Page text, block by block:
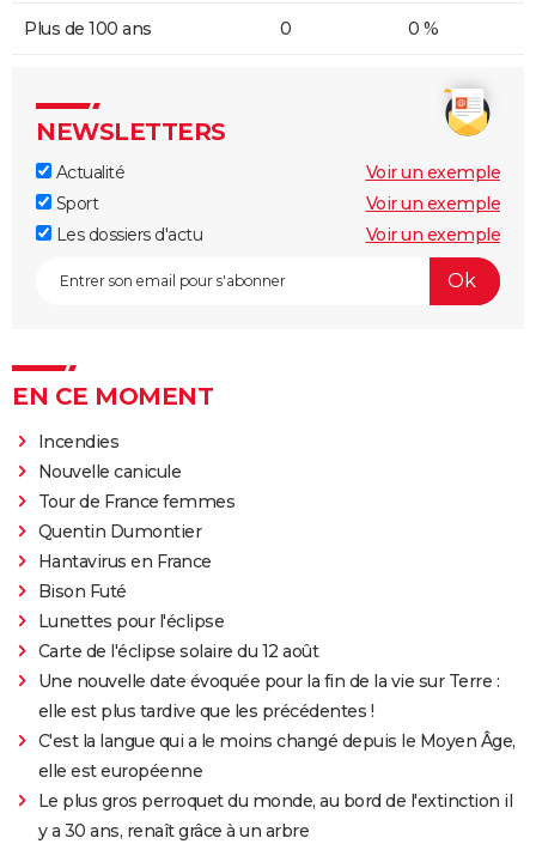
Plus de 100 ans 0 0 %
NEWSLETTERS
Actualité
Voir un exemple
Sport
Voir un exemple
Les dossiers d'actu
Voir un exemple
EN CE MOMENT
Incendies
Nouvelle canicule
Tour de France femmes
Quentin Dumontier
Hantavirus en France
Bison Futé
Lunettes pour l'éclipse
Carte de l'éclipse solaire du 12 août
Une nouvelle date évoquée pour la fin de la vie sur Terre :
elle est plus tardive que les précédentes !
C'est la langue qui a le moins changé depuis le Moyen Âge,
elle est européenne
Le plus gros perroquet du monde, au bord de l'extinction il
y a 30 ans, renaît grâce à un arbre